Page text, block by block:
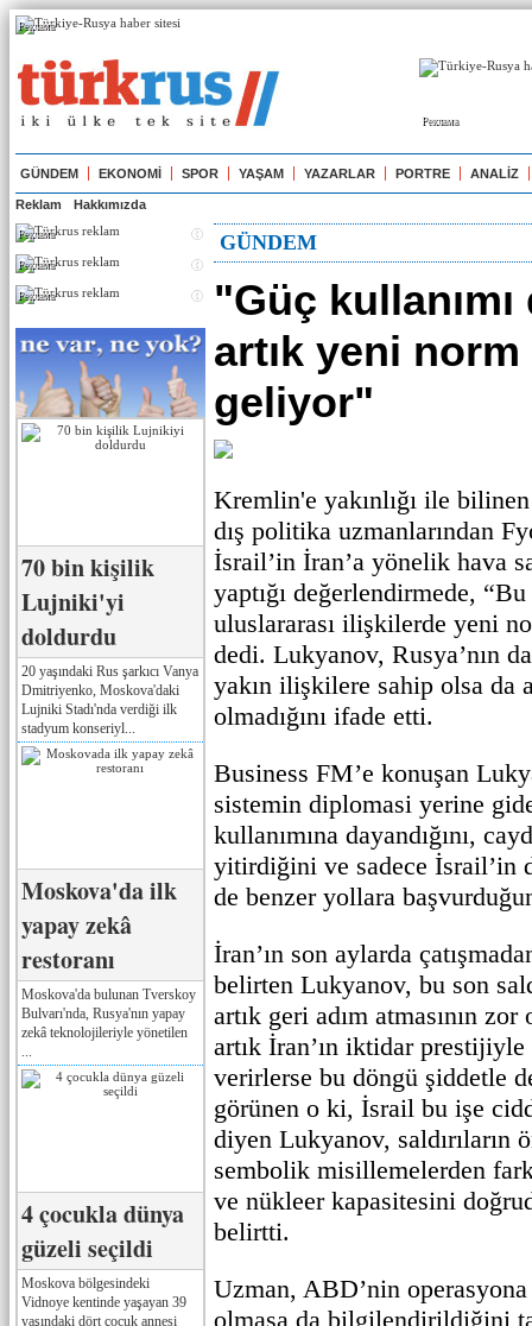
Реклама
Реклама
GÜNDEM EKONOMİ SPOR YAŞAM YAZARLAR PORTRE ANALİZ
Reklam Hakkımızda
Реклама
Реклама
Реклама
70 bin kişilik
Lujniki'yi
doldurdu
20 yaşındaki Rus şarkıcı Vanya
Dmitriyenko, Moskova'daki
Lujniki Stadı'nda verdiği ilk
stadyum konseriyl...
Moskova'da ilk
yapay zekâ
restoranı
Moskova'da bulunan Tverskoy
Bulvarı'nda, Rusya'nın yapay
zekâ teknolojileriyle yönetilen
4 çocukla dünya
güzeli seçildi
Moskova bölgesindeki
Vidnoye kentinde yaşayan 39
yaşındaki dört çocuk annesi
GÜNDEM
"Güç
artık yeni
geliyor"
Kremlin'e yakınlığı ile
dış politika uzmanlarından
İsrail’in İran’a yönelik hava
yaptığı değerlendirmede,
uluslararası ilişkilerde yeni
dedi. Lukyanov, Rusya’nın
yakın ilişkilere sahip olsa da
olmadığını ifade etti.
Business FM’e konuşan
sistemin diplomasi yerine
kullanımına dayandığını,
yitirdiğini ve sadece İsrail’in
de benzer yollara
İran’ın son aylarda
belirten Lukyanov, bu son
artık geri adım atmasının
artık İran’ın iktidar
verirlerse bu döngü şiddetle
görünen o ki, İsrail bu işe
diyen Lukyanov, saldırıların
sembolik misillemelerden
ve nükleer kapasitesini
belirtti.
Uzman, ABD’nin operasyona
olmasa da bilgilendirildiğini